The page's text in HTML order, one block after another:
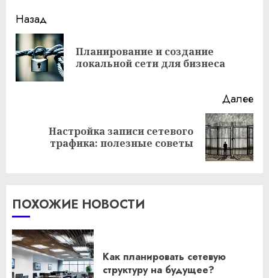
Продолжить
чтение
Назад
Планирование и создание
локальной сети для бизнеса
Далее
Следующая
запись:
Настройка записи сетевого
трафика: полезные советы
ПОХОЖИЕ НОВОСТИ
Как планировать сетевую
структуру на будущее?